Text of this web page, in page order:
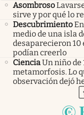
Asombroso
sirve y por qué lo
Descubrimiento
medio de una isla
desaparecieron 10
podían creerlo
CienciaUn niño de
metamorfosis. Lo
observación dejó